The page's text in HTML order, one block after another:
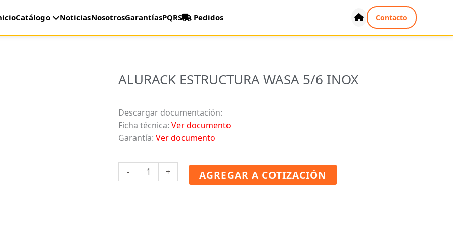
Catálogo NoticiasNosotrosGarantíasPQRS Pedidos Contacto
ALURACK ESTRUCTURA WASA 5/6 INOX
Descargar documentación:
Ficha técnica: Ver documento
Garantía: Ver documento
-
ALURACK
ESTRUCTURA
+ AGREGAR A COTIZACIÓN